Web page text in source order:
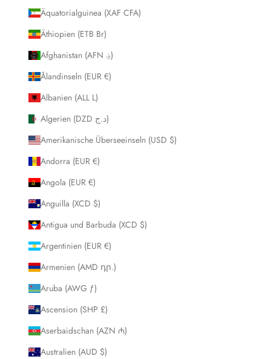
Äquatorialguinea (XAF CFA)
Äthiopien (ETB Br)
Afghanistan (AFN ؋)
Ålandinseln (EUR €)
Albanien (ALL L)
Algerien (DZD د.ج)
Amerikanische Überseeinseln (USD $)
Andorra (EUR €)
Angola (EUR €)
Anguilla (XCD $)
Antigua und Barbuda (XCD $)
Argentinien (EUR €)
Armenien (AMD դր.)
Aruba (AWG ƒ)
Ascension (SHP £)
Aserbaidschan (AZN ₼)
Australien (AUD $)